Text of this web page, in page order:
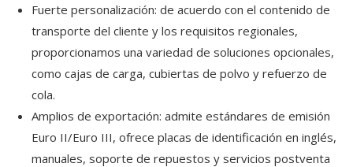
Fuerte personalización: de acuerdo con el contenido de
transporte del cliente y los requisitos regionales,
proporcionamos una variedad de soluciones opcionales,
como cajas de carga, cubiertas de polvo y refuerzo de
cola.
Amplios de exportación: admite estándares de emisión
Euro II/Euro III, ofrece placas de identificación en inglés,
manuales, soporte de repuestos y servicios postventa